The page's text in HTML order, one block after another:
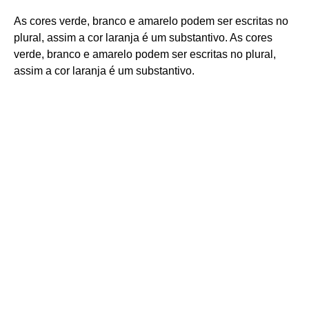
As cores verde, branco e amarelo podem ser escritas no
plural, assim a cor laranja é um substantivo. As cores
verde, branco e amarelo podem ser escritas no plural,
assim a cor laranja é um substantivo.